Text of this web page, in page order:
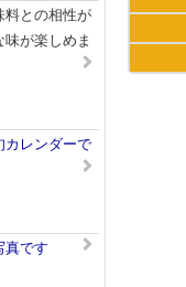
料との相性が
が楽しめま
カレンダーで
真です